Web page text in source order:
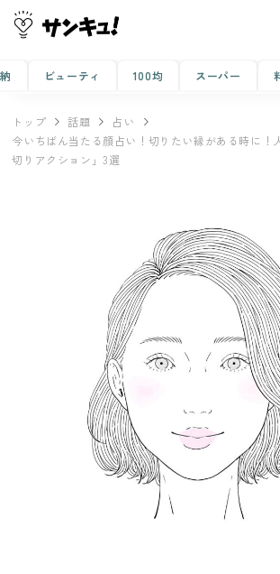
ビューティ 100均 スーパー
トップ 話題
占い
今いちばん当たる顔占い！切りたい縁がある時に！
切りアクション」3選